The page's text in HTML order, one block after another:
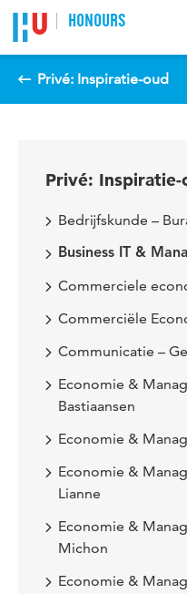
Spring naar pagina inhoud
HONOURS
Privé: Inspiratie-oud
Privé: Inspiratie-
Bedrijfskunde –
Business IT &
Commerciele
Commerciële
Communicatie –
Economie &
Bastiaansen
Economie &
Economie &
Lianne
Economie &
Michon
Economie &